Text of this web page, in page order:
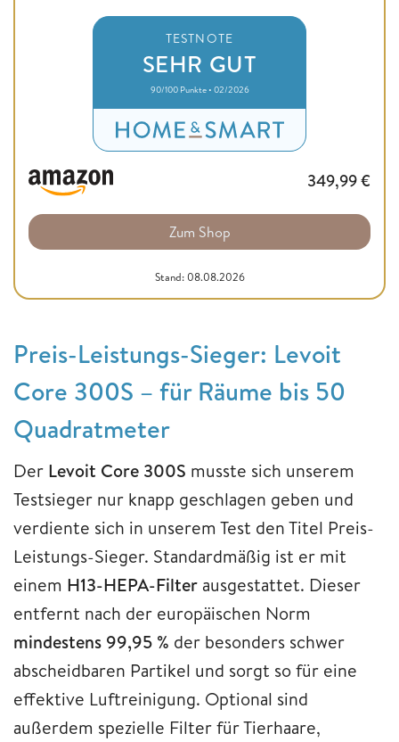
TESTNOTE
SEHR GUT
90/100 Punkte • 02/2026
349,99€
Zum Shop
Stand: 08.08.2026
Preis-Leistungs-Sieger: Levoit
Core 300S – für Räume bis 50
Quadratmeter
Der Levoit Core 300S musste sich unserem
Testsieger nur knapp geschlagen geben und
verdiente sich in unserem Test den Titel Preis-
Leistungs-Sieger. Standardmäßig ist er mit
einem H13-HEPA-Filter ausgestattet. Dieser
entfernt nach der europäischen Norm
mindestens 99,95 % der besonders schwer
abscheidbaren Partikel und sorgt so für eine
effektive Luftreinigung. Optional sind
außerdem spezielle Filter für Tierhaare,